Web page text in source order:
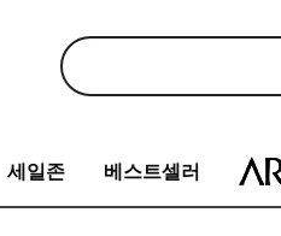
세일존 베스트셀러